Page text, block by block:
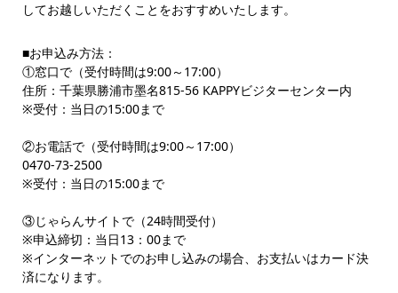
してお越しいただくことをおすすめいたします。
■お申込み方法：
①窓口で（受付時間は9:00～17:00）
住所：千葉県勝浦市墨名815-56 KAPPYビジターセンター内
※受付：当日の15:00まで
②お電話で（受付時間は9:00～17:00）
0470-73-2500
※受付：当日の15:00まで
③じゃらんサイトで（24時間受付）
※申込締切：当日13：00まで
※インターネットでのお申し込みの場合、お支払いはカード決
済になります。